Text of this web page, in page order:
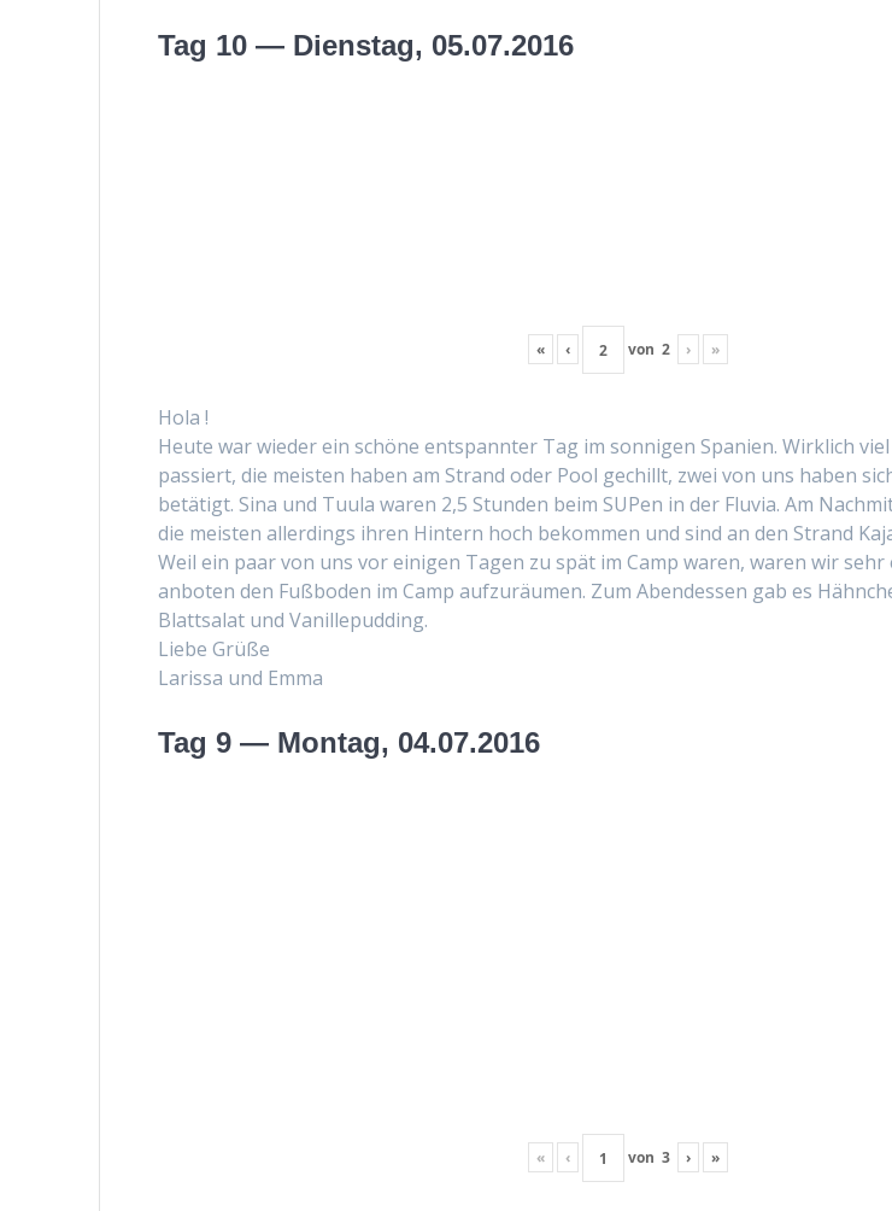
Tag 10 — Dienstag, 05.07.2016
« ‹ von 2 › »
Hola !
Heute war wieder ein schöne entspan­nter Tag im son­ni­gen Spanien. Wirk­lich
passiert, die meis­ten haben am Strand oder Pool gechillt, zwei von uns haben
betätigt. Sina und Tuu­la waren 2,5 Stun­den beim SUPen in der Flu­via. Am
die meis­ten allerd­ings ihren Hin­tern hoch bekom­men und sind an den Strand
Weil ein paar von uns vor eini­gen Tagen zu spät im Camp waren, waren wir sehr
anboten den Fuß­bo­den im Camp aufzuräu­men. Zum Aben­dessen gab es
Blattsalat und Vanillepudding.
Liebe Grüße
Laris­sa und Emma
Tag 9 — Montag, 04.07.2016
« ‹ von 3 › »